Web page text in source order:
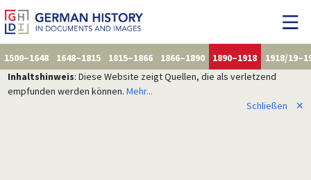
1500–1648 1648–1815 1815–1866 1866–1890 1890–1918
1918/
Inhaltshinweis: Diese Website zeigt Quellen, die als verletzend
empfunden werden können. Mehr...
Schließen
✕